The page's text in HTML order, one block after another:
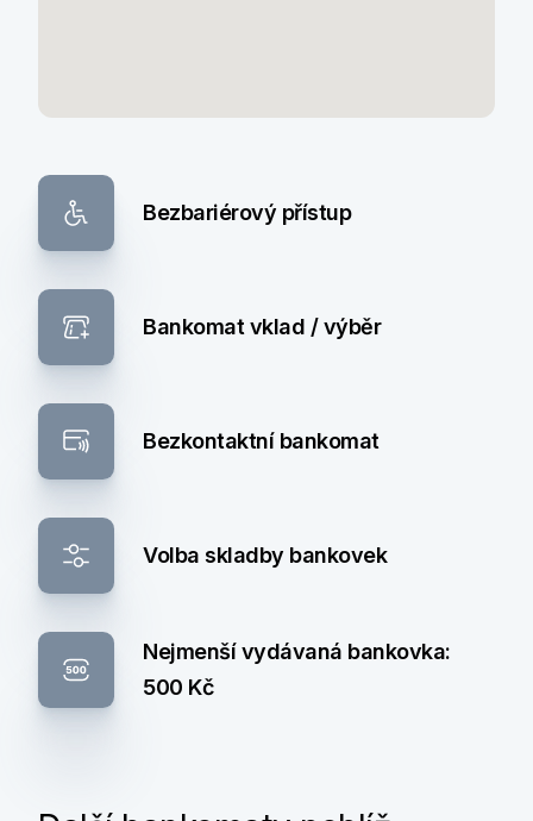
Bezbariérový přístup
Bankomat vklad / výběr
Bezkontaktní bankomat
Volba skladby bankovek
Nejmenší vydávaná bankovka:
500 Kč